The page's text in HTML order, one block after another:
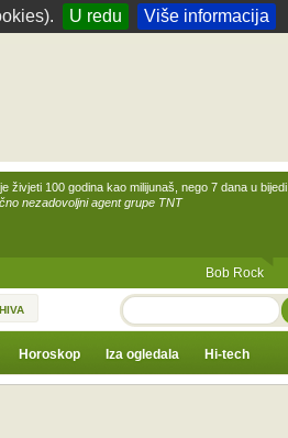
U redu Više informacija
živjeti 100 godina kao milijunaš, nego 7 dana u bijedi
nezadovoljni agent grupe TNT
Bob Rock
TRAŽI
Horoskop Iza ogledala Hi-tech